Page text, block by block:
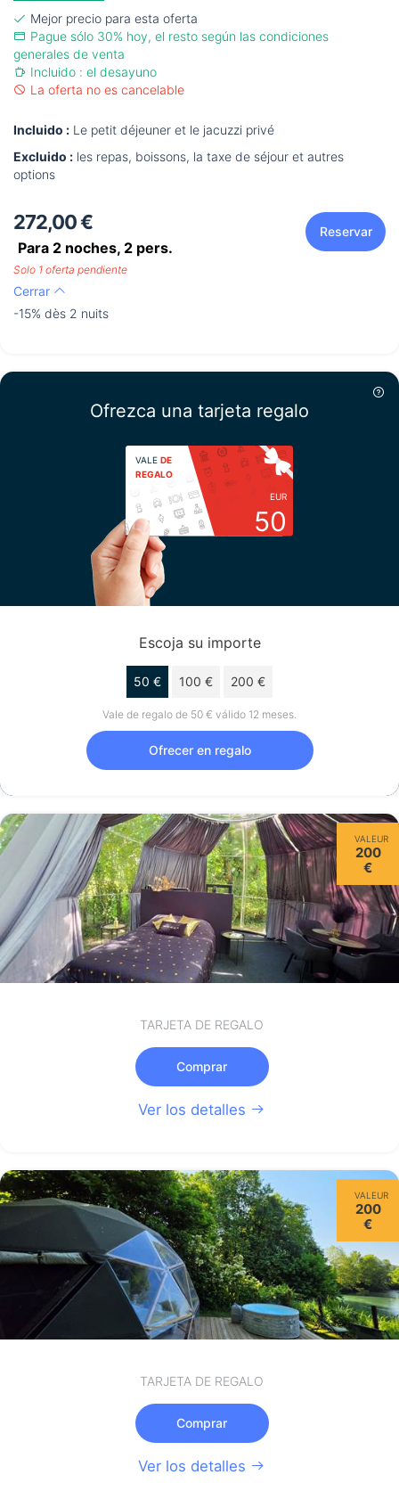
Mejor precio para esta oferta
Pague sólo 30% hoy, el resto según las condiciones
generales de venta
Incluido : el desayuno
La oferta no es cancelable
Incluido : Le petit déjeuner et le jacuzzi privé
Excluido : les repas, boissons, la taxe de séjour et autres
options
272,00 €
Para 2 noches, 2 pers.
Reservar
Solo 1 oferta pendiente
Cerrar
-15% dès 2 nuits
Ofrezca una tarjeta regalo
VALE DE
REGALO
EUR
50
Escoja su importe
50 € 100 € 200 €
Vale de regalo de 50 € válido 12 meses.
Ofrecer en regalo
VALEUR
200
€
TARJETA DE REGALO
Comprar
Ver los detalles
VALEUR
200
€
TARJETA DE REGALO
Comprar
Ver los detalles